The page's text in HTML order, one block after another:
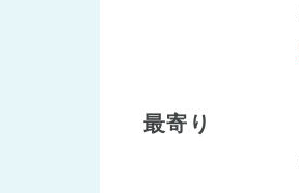
最寄り